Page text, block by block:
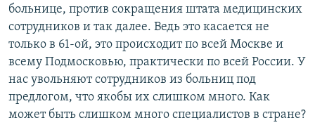
больнице, против сокращения штата медицинских
сотрудников и так далее. Ведь это касается не
только в 61-ой, это происходит по всей Москве и
всему Подмосковью, практически по всей России. У
нас увольняют сотрудников из больниц под
предлогом, что якобы их слишком много. Как
может быть слишком много специалистов в стране?